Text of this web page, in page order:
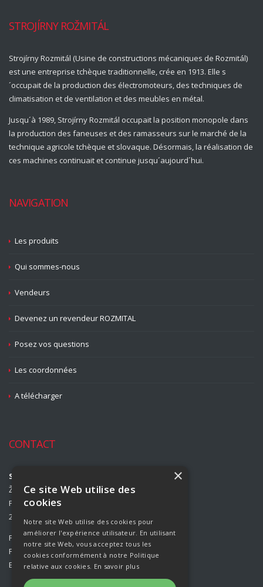
STROJÍRNY ROŽMITÁL
Strojírny Rozmitál (Usine de constructions mécaniques de Rozmitál)
est une entreprise tchèque traditionnelle, crée en 1913. Elle s
´occupait de la production des électromoteurs, des techniques de
climatisation et de ventilation et des meubles en métal.
Jusqu´à 1989, Strojírny Rozmitál occupait la position monopole dans
la production des faneuses et des ramasseurs sur le marché de la
technique agricole tchèque et slovaque. Désormais, la réalisation de
ces machines continuait et continue jusqu´aujourd´hui.
NAVIGATION
Les produits
Qui sommes-nous
Vendeurs
Devenez un revendeur ROZMITAL
Posez vos questions
Les coordonnées
A télécharger
CONTACT
Strojírny Rožmitál, s.r.o.
Žižkova 708
Příbram II
261 01 Příbram
Phone:
00420 318 427 313
Fax:
00420 318 427 314
E-mail:
info@rozmital.com
×
Ce site Web utilise des
cookies
Notre site Web utilise des cookies pour
améliorer l'expérience utilisateur. En utilisant
notre site Web, vous acceptez tous les
cookies conformément à notre Politique
relative aux cookies. En savoir plus